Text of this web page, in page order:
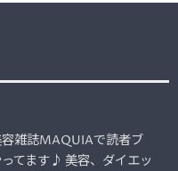
雑誌MAQUIAで読者ブ
てます♪ 美容、ダイエッ